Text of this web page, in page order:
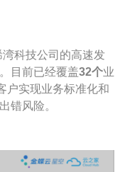
湾科技公司的高速发
目前已经覆盖32个业
户实现业务标准化和
错风险。